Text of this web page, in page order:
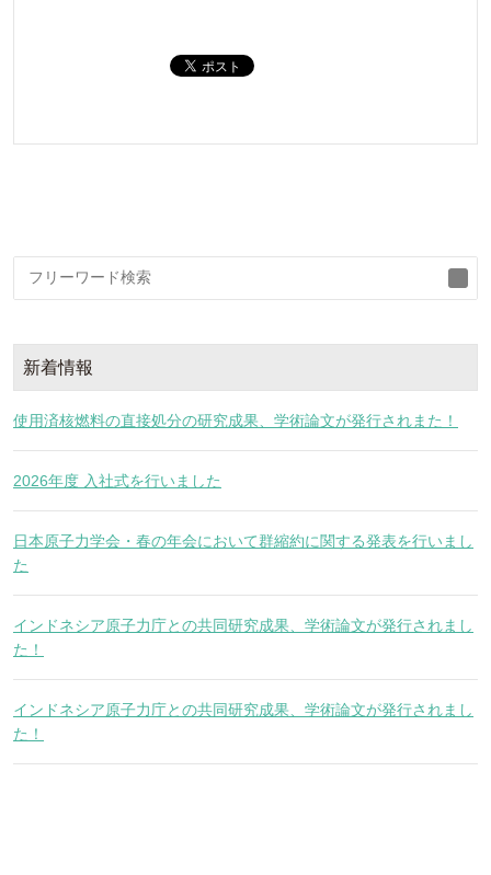
新着情報
使用済核燃料の直接処分の研究成果、学術論文が発行されまた！
2026年度 入社式を行いました
日本原子力学会・春の年会において群縮約に関する発表を行いまし
た
インドネシア原子力庁との共同研究成果、学術論文が発行されまし
た！
インドネシア原子力庁との共同研究成果、学術論文が発行されまし
た！